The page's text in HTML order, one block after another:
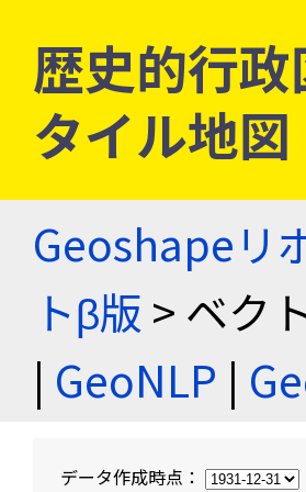
歴史的行
タイル地
Geoshapeリ
トβ版 > ベク
| GeoNLP |
データ作成時点：